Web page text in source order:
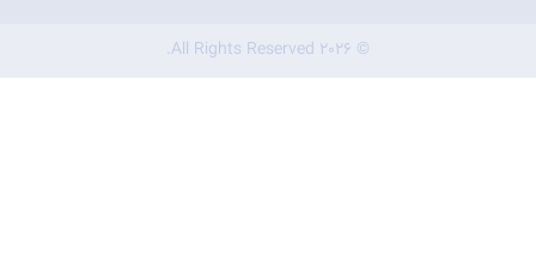
© 2026 All Rights Reserved.